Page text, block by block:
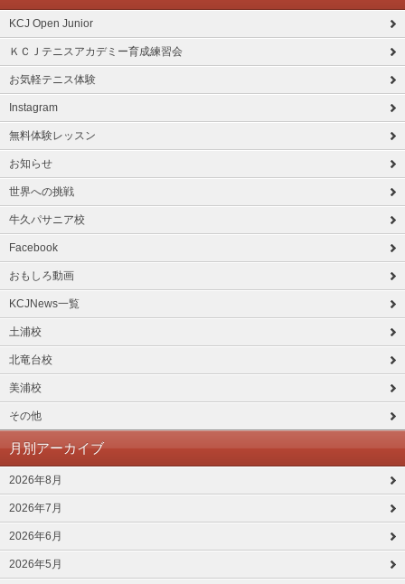
KCJ Open Junior
ＫＣＪテニスアカデミー育成練習会
お気軽テニス体験
Instagram
無料体験レッスン
お知らせ
世界への挑戦
牛久パサニア校
Facebook
おもしろ動画
KCJNews一覧
土浦校
北竜台校
美浦校
その他
月別アーカイブ
2026年8月
2026年7月
2026年6月
2026年5月